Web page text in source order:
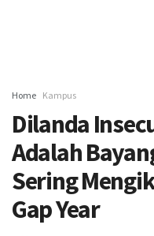
Home Kampus
Dilanda
Adalah
Sering
Gap Year